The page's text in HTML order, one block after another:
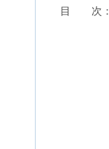
目 次：